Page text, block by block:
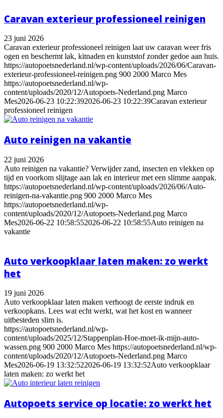
Caravan exterieur professioneel reinigen
23 juni 2026
Caravan exterieur professioneel reinigen laat uw caravan weer fris
ogen en beschermt lak, kitnaden en kunststof zonder gedoe aan huis.
https://autopoetsnederland.nl/wp-content/uploads/2026/06/Caravan-
exterieur-professioneel-reinigen.png 900 2000 Marco Mes
https://autopoetsnederland.nl/wp-
content/uploads/2020/12/Autopoets-Nederland.png Marco
Mes2026-06-23 10:22:392026-06-23 10:22:39Caravan exterieur
professioneel reinigen
Auto reinigen na vakantie
22 juni 2026
Auto reinigen na vakantie? Verwijder zand, insecten en vlekken op
tijd en voorkom slijtage aan lak en interieur met een slimme aanpak.
https://autopoetsnederland.nl/wp-content/uploads/2026/06/Auto-
reinigen-na-vakantie.png 900 2000 Marco Mes
https://autopoetsnederland.nl/wp-
content/uploads/2020/12/Autopoets-Nederland.png Marco
Mes2026-06-22 10:58:552026-06-22 10:58:55Auto reinigen na
vakantie
Auto verkoopklaar laten maken: zo werkt
het
19 juni 2026
Auto verkoopklaar laten maken verhoogt de eerste indruk en
verkoopkans. Lees wat echt werkt, wat het kost en wanneer
uitbesteden slim is.
https://autopoetsnederland.nl/wp-
content/uploads/2025/12/Stappenplan-Hoe-moet-ik-mijn-auto-
wassen.png 900 2000 Marco Mes https://autopoetsnederland.nl/wp-
content/uploads/2020/12/Autopoets-Nederland.png Marco
Mes2026-06-19 13:32:522026-06-19 13:32:52Auto verkoopklaar
laten maken: zo werkt het
Autopoets service op locatie: zo werkt het